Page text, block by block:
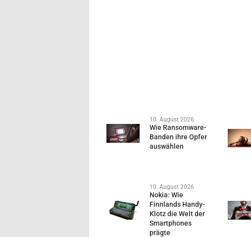
10. August 2026
Wie Ransomware-
Banden ihre Opfer
auswählen
10. August 2026
Nokia: Wie
Finnlands Handy-
Klotz die Welt der
Smartphones
prägte